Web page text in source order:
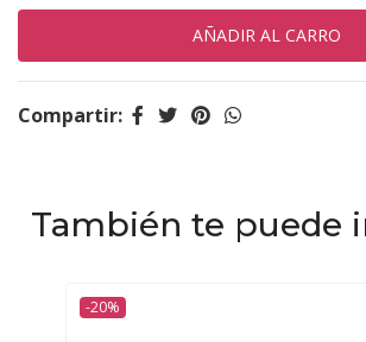
Compartir:
También te puede
-20%